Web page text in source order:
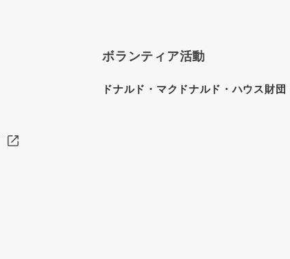
ボランティア活動
ドナルド・マクドナルド・ハウス財団